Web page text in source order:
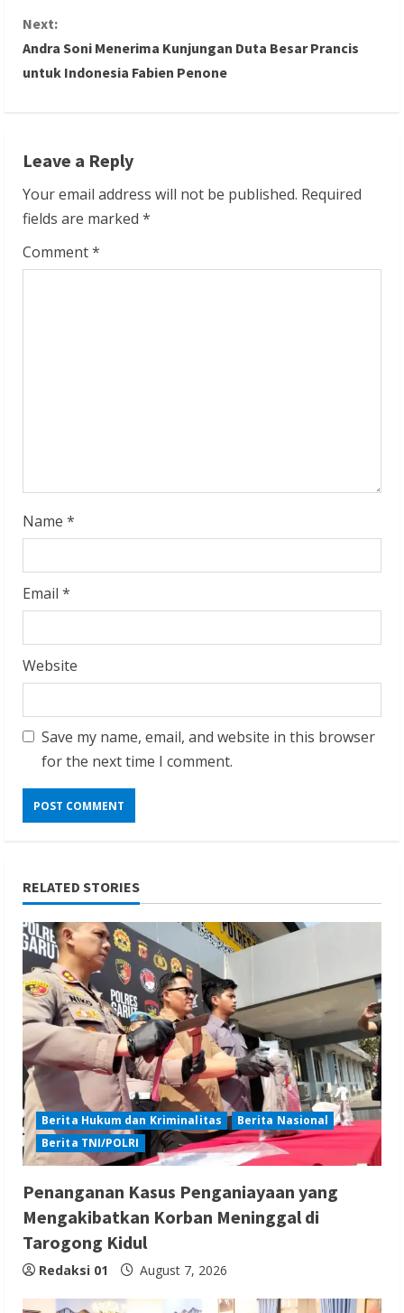
n
t
u
e
R
Next:
Andra Soni Menerima Kunjungan Duta Besar Prancis
untuk Indonesia Fabien Penone
Leave a Reply
Your email address will not be published. Required
fields are marked *
Comment*
Name *
Email *
Website
Save my name, email, and website in this browser
for the next time I comment.
RELATED STORIES
Berita Hukum dan Kriminalitas
Berita Nasional
Berita TNI/POLRI
Penanganan Kasus Penganiayaan yang
Mengakibatkan Korban Meninggal di
Tarogong Kidul
Redaksi 01 August 7, 2026